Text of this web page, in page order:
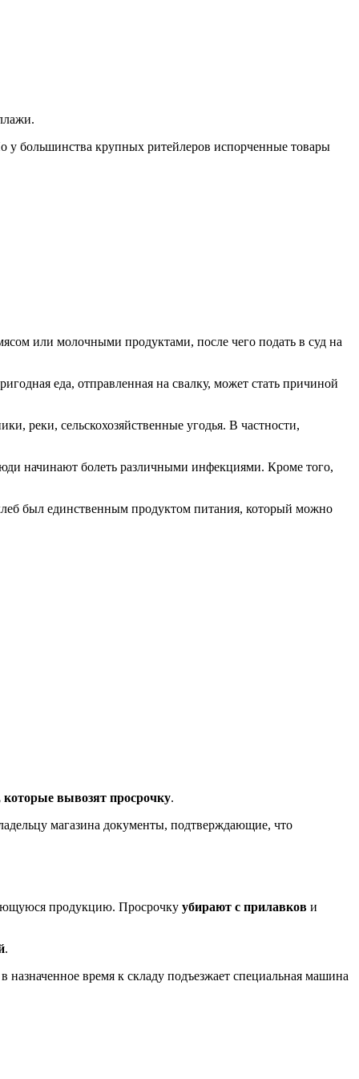
у большинства крупных ритейлеров испорченные товары
или молочными продуктами, после чего подать в суд на
еда, отправленная на свалку, может стать причиной
реки, сельскохозяйственные угодья. В частности,
начинают болеть различными инфекциями. Кроме того,
был единственным продуктом питания, который можно
вывозят просрочку.
магазина документы, подтверждающие, что
продукцию. Просрочку убирают с прилавков и
.
время к складу подъезжает специальная машина